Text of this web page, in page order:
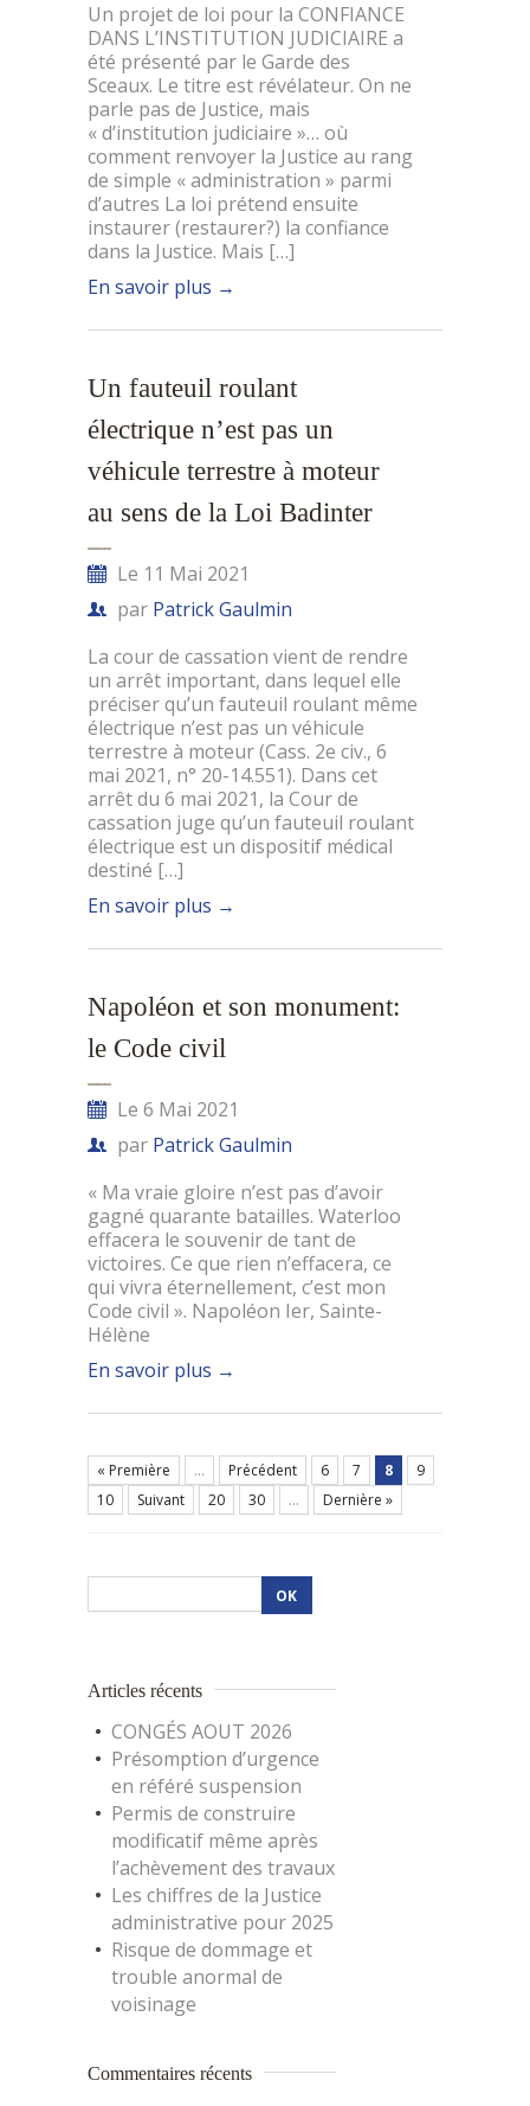
Un projet de loi pour la CONFIANCE
DANS L’INSTITUTION JUDICIAIRE a
été présenté par le Garde des
Sceaux. Le titre est révélateur. On ne
parle pas de Justice, mais
« d’institution judiciaire »… où
comment renvoyer la Justice au rang
de simple « administration » parmi
d’autres La loi prétend ensuite
instaurer (restaurer?) la confiance
dans la Justice. Mais […]
En savoir plus →
Un fauteuil roulant
électrique n’est pas un
véhicule terrestre à moteur
au sens de la Loi Badinter
Le 11 Mai 2021
par Patrick Gaulmin
La cour de cassation vient de rendre
un arrêt important, dans lequel elle
préciser qu’un fauteuil roulant même
électrique n’est pas un véhicule
terrestre à moteur (Cass. 2e civ., 6
mai 2021, n° 20-14.551). Dans cet
arrêt du 6 mai 2021, la Cour de
cassation juge qu’un fauteuil roulant
électrique est un dispositif médical
destiné […]
En savoir plus →
Napoléon et son monument:
le Code civil
Le 6 Mai 2021
par Patrick Gaulmin
« Ma vraie gloire n’est pas d’avoir
gagné quarante batailles. Waterloo
effacera le souvenir de tant de
victoires. Ce que rien n’effacera, ce
qui vivra éternellement, c’est mon
Code civil ». Napoléon Ier, Sainte-
Hélène
En savoir plus →
« Première ... Précédent 6 7 8
9
10
Suivant 20 30 ... Dernière »
Articles récents
CONGÉS AOUT 2026
Présomption d’urgence
en référé suspension
Permis de construire
modificatif même après
l’achèvement des travaux
Les chiffres de la Justice
administrative pour 2025
Risque de dommage et
trouble anormal de
voisinage
Commentaires récents